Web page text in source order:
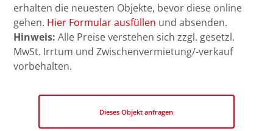
erhalten die neuesten Objekte, bevor diese online
gehen. Hier Formular ausfüllen und absenden.
Hinweis: Alle Preise verstehen sich zzgl. gesetzl.
MwSt. Irrtum und Zwischenvermietung/-verkauf
vorbehalten.
Dieses Objekt anfragen